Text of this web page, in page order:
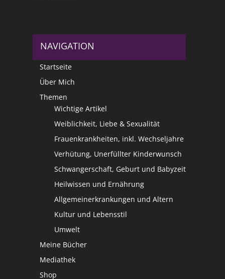
NAVIGATION
Startseite
Über Mich
Themen
Wichtige Artikel
Weiblichkeit, Liebe & Sexualität
Frauenkrankheiten, inkl. Wechseljahre
Verhütung, Unerfüllter Kinderwunsch
Schwangerschaft, Geburt und Babyzeit
Heilwissen und Ernährung
Allgemeinerkrankungen und Altern
Kultur und Lebensstil
Umwelt
Meine Bücher
Mediathek
Shop